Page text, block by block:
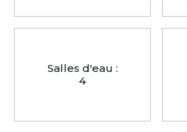
Salles d'eau :
4